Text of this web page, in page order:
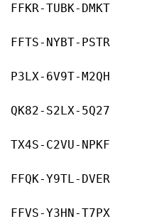
FFKR-TUBK-DMKT
FFTS-NYBT-PSTR
P3LX-6V9T-M2QH
QK82-S2LX-5Q27
TX4S-C2VU-NPKF
FFQK-Y9TL-DVER
FFVS-Y3HN-T7PX